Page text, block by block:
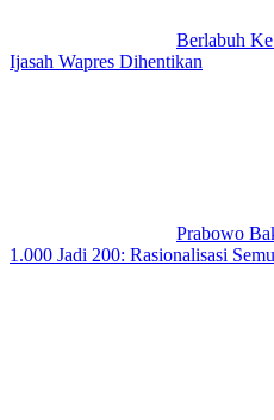
Berlabuh
Ijasah Wapres Dihentikan
Prabowo
1.000 Jadi 200: Rasionalisasi